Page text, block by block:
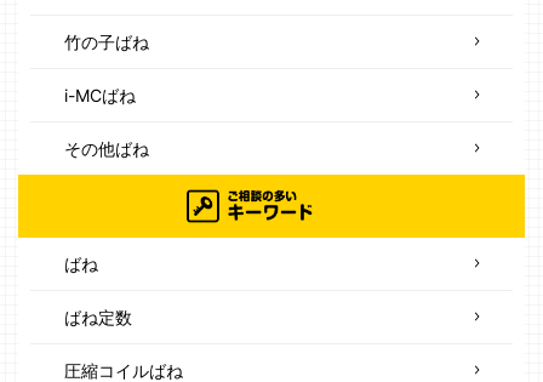
竹の子ばね
i-MCばね
その他ばね
ばね
ばね定数
圧縮コイルばね